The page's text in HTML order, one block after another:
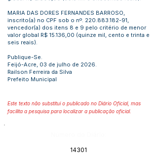
MARIA DAS DORES FERNANDES BARROSO,
inscrito(a) no CPF sob o nº. 220.883.182-91,
vencedor(a) dos itens 8 e 9 pelo critério de menor
valor global R$ 15.136,00 (quinze mil, cento e trinta e
seis reais).
Publique-Se.
Feijó-Acre, 03 de julho de 2026.
Railson Ferreira da Silva
Prefeito Municipal
Este texto não substitui o publicado no Diário Oficial, mas
facilita a pesquisa para localizar a publicação oficial.
14301